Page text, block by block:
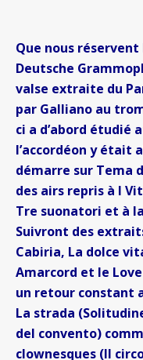
Que nous réservent
Deutsche
valse extraite du
par Galliano au
ci a d’abord étudié
l’accordéon y était
démarre sur Tema
des airs repris à I
Tre suonatori et à
Suivront des
Cabiria, La dolce
Amarcord et le
un retour constant
La strada
del convento)
clownesques (Il